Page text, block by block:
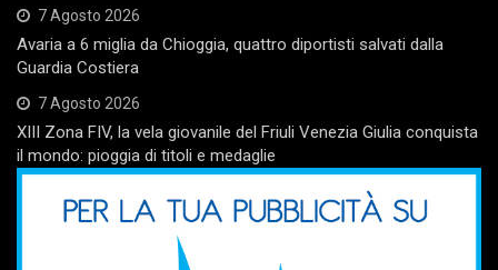
7 Agosto 2026
Avaria a 6 miglia da Chioggia, quattro diportisti salvati dalla
Guardia Costiera
7 Agosto 2026
XIII Zona FIV, la vela giovanile del Friuli Venezia Giulia conquista
il mondo: pioggia di titoli e medaglie